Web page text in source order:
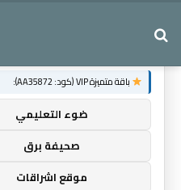
باقة متميزة VIP (كود: AA35872):
ضوء التعليمي
صحيفة برق
موقع اشراقات